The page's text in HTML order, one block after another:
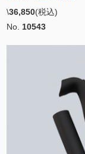
\36,850(税込)
No. 10543